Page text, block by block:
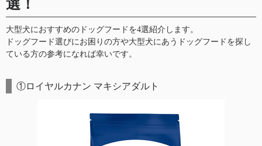
選！
大型犬におすすめのドッグフードを4選紹介します。
ドッグフード選びにお困りの方や大型犬にあうドッグフードを探し
ている方の参考になれば幸いです。
①ロイヤルカナン マキシアダルト